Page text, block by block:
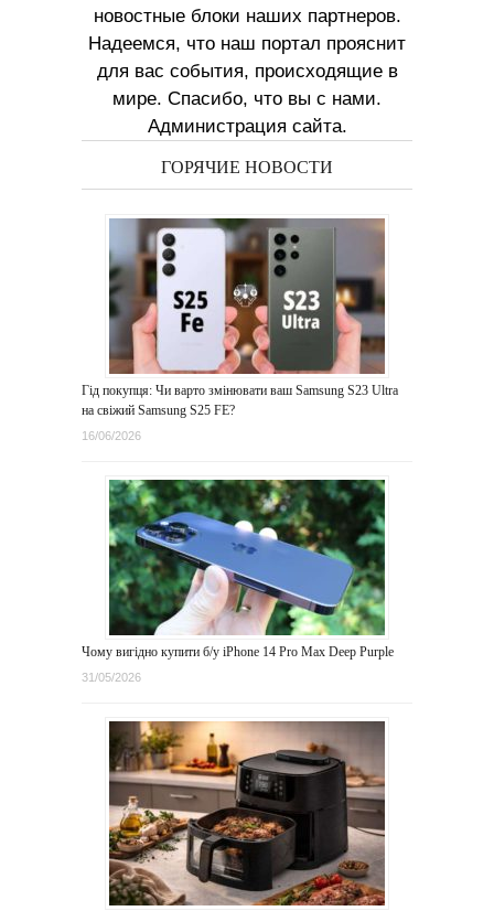
новостные блоки наших партнеров.
Надеемся, что наш портал прояснит
для вас события, происходящие в
мире. Спасибо, что вы с нами.
Администрация сайта.
ГОРЯЧИЕ НОВОСТИ
Гід покупця: Чи варто змінювати ваш Samsung S23 Ultra
на свіжий Samsung S25 FE?
16/06/2026
Чому вигідно купити б/у iPhone 14 Pro Max Deep Purple
31/05/2026